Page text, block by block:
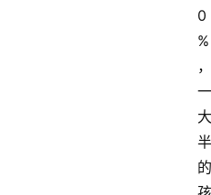
0
%
，
一
大
半
的